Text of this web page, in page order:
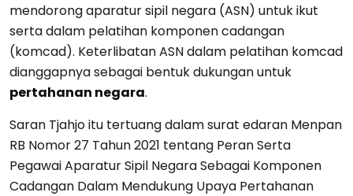
mendorong aparatur sipil negara (ASN) untuk ikut
serta dalam pelatihan komponen cadangan
(komcad). Keterlibatan ASN dalam pelatihan komcad
dianggapnya sebagai bentuk dukungan untuk
pertahanan negara.
Saran Tjahjo itu tertuang dalam surat edaran Menpan
RB Nomor 27 Tahun 2021 tentang Peran Serta
Pegawai Aparatur Sipil Negara Sebagai Komponen
Cadangan Dalam Mendukung Upaya Pertahanan